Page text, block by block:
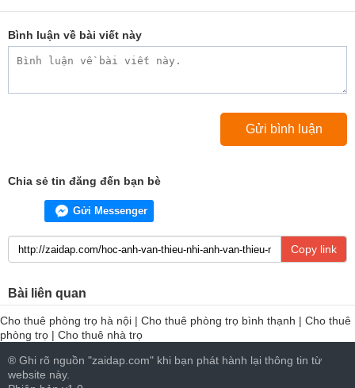
Bình luận về bài viết này
Chia sẻ tin đăng đến bạn bè
Gửi Messenger
Copy link
Bài liên quan
Cho thuê phòng trọ hà nội | Cho thuê phòng trọ bình thạnh | Cho thuê
phòng trọ | Cho thuê nhà trọ
® Ghi rõ nguồn "zaidap.com" khi bạn phát hành lại thông tin từ
website này.